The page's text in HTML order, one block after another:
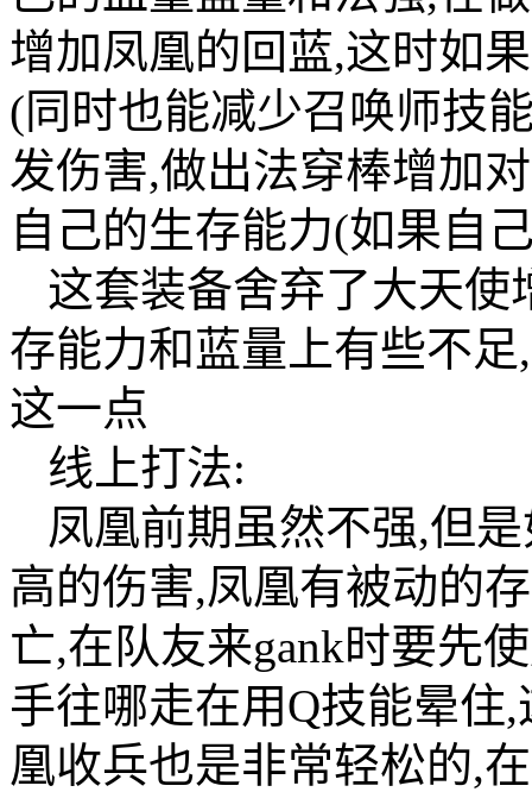
增加凤凰的回蓝,这时如
(同时也能减少召唤师技
发伤害,做出法穿棒增加
自己的生存能力(如果自
这套装备舍弃了大天
存能力和蓝量上有些不
这一点
线上打法:
凤凰前期虽然不强,但
高的伤害,凤凰有被动的
亡,在队友来gank时要先
手往哪走在用Q技能晕住
凰收兵也是非常轻松的,